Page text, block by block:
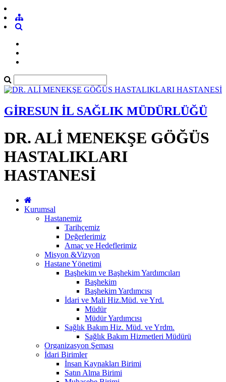
GİRESUN İL SAĞLIK MÜDÜRLÜĞÜ
DR. ALİ MENEKŞE GÖĞÜS
HASTALIKLARI
HASTANESİ
Kurumsal
Hastanemiz
Tarihçemiz
Değerlerimiz
Amaç ve Hedeflerimiz
Misyon &Vizyon
Hastane Yönetimi
Başhekim ve Başhekim Yardımcıları
Başhekim
Başhekim Yardımcısı
İdari ve Mali Hiz.Müd. ve Yrd.
Müdür
Müdür Yardımcısı
Sağlık Bakım Hiz. Müd. ve Yrdm.
Sağlık Bakım Hizmetleri Müdürü
Organizasyon Şeması
İdari Birimler
İnsan Kaynakları Birimi
Satın Alma Birimi